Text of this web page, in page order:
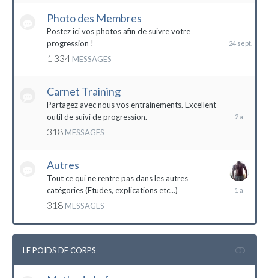
Photo des Membres
Postez ici vos photos afin de suivre votre
progression !
1 334 MESSAGES
2023
Carnet Training
Partagez avec nous vos entrainements. Excellent
outil de suivi de progression.
318 MESSAGES
2022
Autres
Tout ce qui ne rentre pas dans les autres
catégories (Etudes, explications etc...)
318 MESSAGES
10
LE POIDS DE CORPS